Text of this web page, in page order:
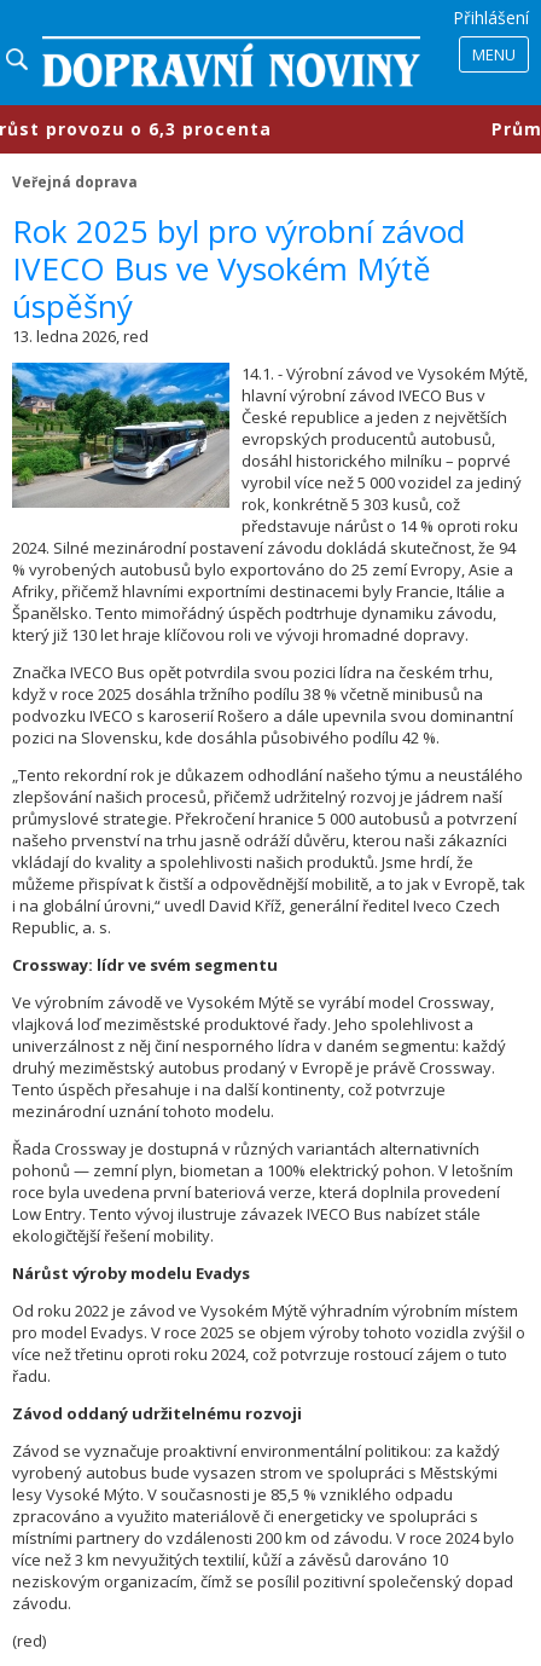
Přihlášení
MENU
o 6,3 procenta
Veřejná doprava
​Rok 2025 byl pro výrobní závod
IVECO Bus ve Vysokém Mýtě
úspěšný
13. ledna 2026, red
14.1. - Výrobní závod ve Vysokém Mýtě,
hlavní výrobní závod IVECO Bus v
České republice a jeden z největších
evropských producentů autobusů,
dosáhl historického milníku – poprvé
vyrobil více než 5 000 vozidel za jediný
rok, konkrétně 5 303 kusů, což
představuje nárůst o 14 % oproti roku
2024. Silné mezinárodní postavení závodu dokládá skutečnost, že 94
% vyrobených autobusů bylo exportováno do 25 zemí Evropy, Asie a
Afriky, přičemž hlavními exportními destinacemi byly Francie, Itálie a
Španělsko. Tento mimořádný úspěch podtrhuje dynamiku závodu,
který již 130 let hraje klíčovou roli ve vývoji hromadné dopravy.
Značka IVECO Bus opět potvrdila svou pozici lídra na českém trhu,
když v roce 2025 dosáhla tržního podílu 38 % včetně minibusů na
podvozku IVECO s karoserií Rošero a dále upevnila svou dominantní
pozici na Slovensku, kde dosáhla působivého podílu 42 %.
„Tento rekordní rok je důkazem odhodlání našeho týmu a neustálého
zlepšování našich procesů, přičemž udržitelný rozvoj je jádrem naší
průmyslové strategie. Překročení hranice 5 000 autobusů a potvrzení
našeho prvenství na trhu jasně odráží důvěru, kterou naši zákazníci
vkládají do kvality a spolehlivosti našich produktů. Jsme hrdí, že
můžeme přispívat k čistší a odpovědnější mobilitě, a to jak v Evropě, tak
i na globální úrovni,“ uvedl David Kříž, generální ředitel Iveco Czech
Republic, a. s.
Crossway: lídr ve svém segmentu
Ve výrobním závodě ve Vysokém Mýtě se vyrábí model Crossway,
vlajková loď meziměstské produktové řady. Jeho spolehlivost a
univerzálnost z něj činí nesporného lídra v daném segmentu: každý
druhý meziměstský autobus prodaný v Evropě je právě Crossway.
Tento úspěch přesahuje i na další kontinenty, což potvrzuje
mezinárodní uznání tohoto modelu.
Řada Crossway je dostupná v různých variantách alternativních
pohonů — zemní plyn, biometan a 100% elektrický pohon. V letošním
roce byla uvedena první bateriová verze, která doplnila provedení
Low Entry. Tento vývoj ilustruje závazek IVECO Bus nabízet stále
ekologičtější řešení mobility.
Nárůst výroby modelu Evadys
Od roku 2022 je závod ve Vysokém Mýtě výhradním výrobním místem
pro model Evadys. V roce 2025 se objem výroby tohoto vozidla zvýšil o
více než třetinu oproti roku 2024, což potvrzuje rostoucí zájem o tuto
řadu.
Závod oddaný udržitelnému rozvoji
Závod se vyznačuje proaktivní environmentální politikou: za každý
vyrobený autobus bude vysazen strom ve spolupráci s Městskými
lesy Vysoké Mýto. V současnosti je 85,5 % vzniklého odpadu
zpracováno a využito materiálově či energeticky ve spolupráci s
místními partnery do vzdálenosti 200 km od závodu. V roce 2024 bylo
více než 3 km nevyužitých textilií, kůží a závěsů darováno 10
neziskovým organizacím, čímž se posílil pozitivní společenský dopad
závodu.
(red)